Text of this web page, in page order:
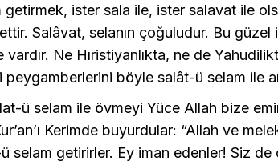
ister sala ile, ister salavat ile
Salâvat, selanın çoğuludur. Bu güzel
Ne Hıristiyanlıkta, ne de
böyle salât-ü selam ile
ü selam ile övmeyi Yüce Allah bize
Kerimde buyurdular: “Allah ve
selam getirirler. Ey iman edenler! Siz de